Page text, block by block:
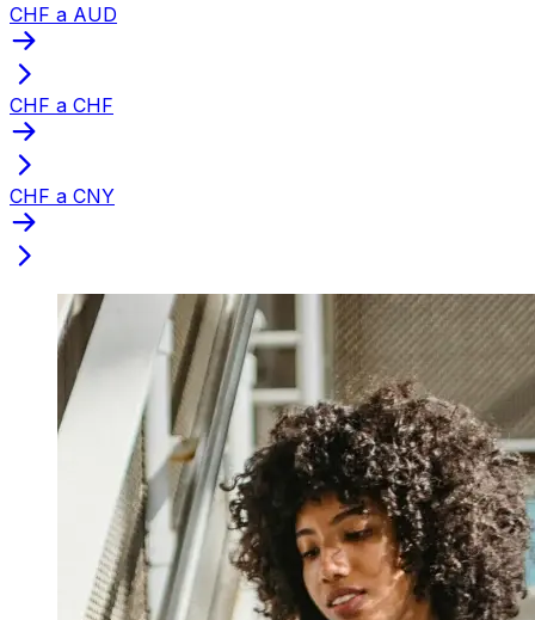
CHF a AUD
CHF a CHF
CHF a CNY